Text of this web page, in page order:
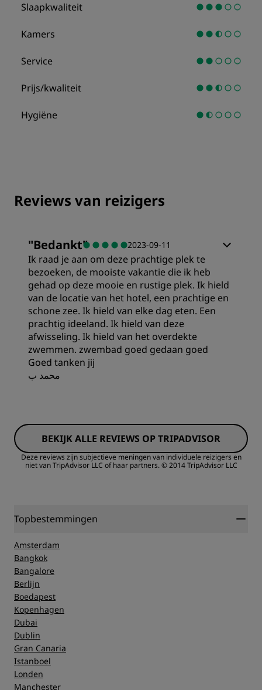
Slaapkwaliteit
Kamers
Service
Prijs/kwaliteit
Hygiëne
Reviews van reizigers
"Bedankt" 2023-09-11
Ik raad je aan om deze prachtige plek te
bezoeken, de mooiste vakantie die ik heb
gehad op deze mooie en rustige plek. Ik hield
van de locatie van het hotel, een prachtige en
schone zee. Ik hield van elke dag eten. Een
prachtig ideeland. Ik hield van deze
afwisseling. Ik hield van het overdekte
zwemmen. zwembad goed gedaan goed
Goed tanken jij
محمد ب
Locatie
BEKIJK ALLE REVIEWS OP TRIPADVISOR
Deze reviews zijn subjectieve meningen van individuele reizigers en
niet van TripAdvisor LLC of haar partners. © 2014 TripAdvisor LLC
Topbestemmingen
Amsterdam
Bangkok
Bangalore
Berlijn
Boedapest
Kopenhagen
Dubai
Dublin
Gran Canaria
Istanboel
Londen
Manchester